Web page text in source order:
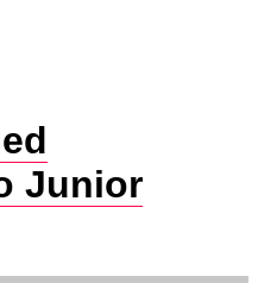
Junior